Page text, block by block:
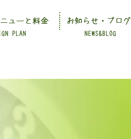
PLAN NEWS&BLOG
ューと料金 お知らせ・ブログ